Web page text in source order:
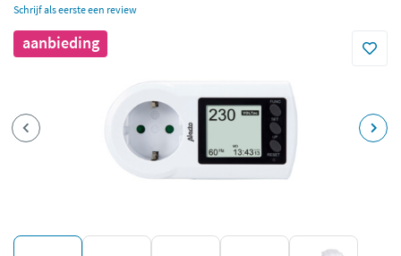
Schrijf als eerste een review
aanbieding